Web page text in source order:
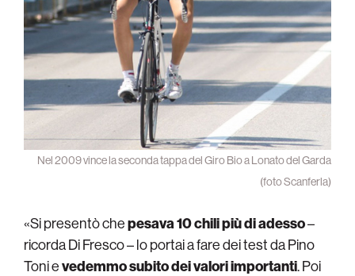
Nel 2009 vince la seconda tappa del Giro Bio a Lonato del Garda
(foto Scanferla)
«Si presentò chepesava 10 chili più di adesso–
ricorda Di Fresco – lo portai a fare dei test da Pino
Toni evedemmo subito dei valori importanti. Poi